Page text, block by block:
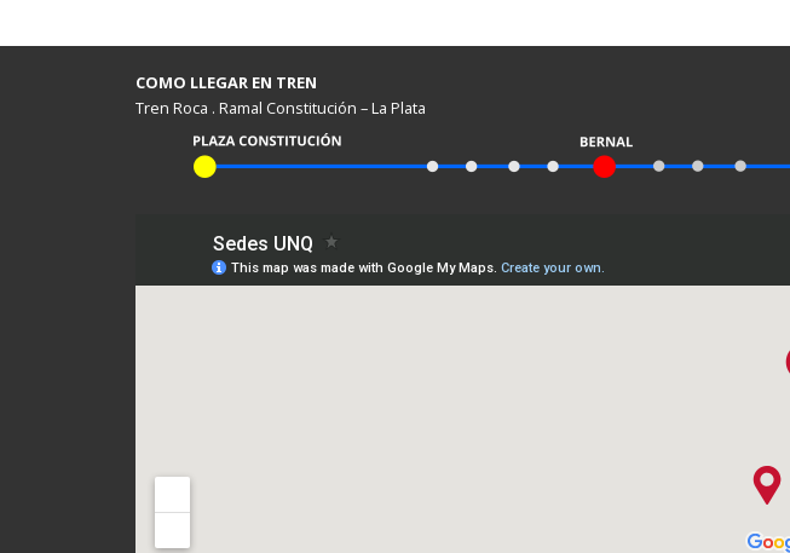
COMO LLEGAR EN TREN
Tren Roca . Ramal Constitución – La Plata